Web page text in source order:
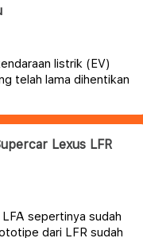
listrik (EV)
telah lama dihentikan
Lexus LFR
sepertinya sudah
dari LFR sudah